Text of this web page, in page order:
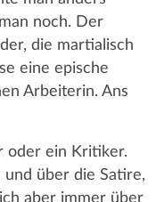
noch. Der
die martialisch
eine epische
Arbeiterin. Ans
oder ein Kritiker.
über die Satire,
aber immer über